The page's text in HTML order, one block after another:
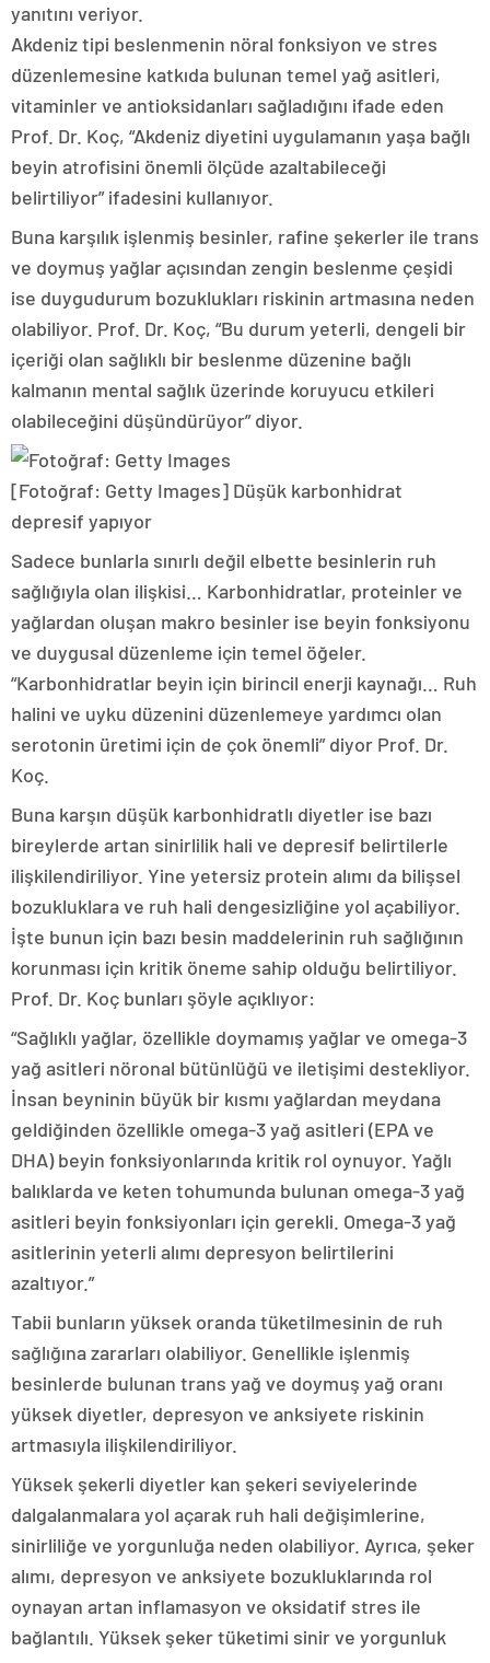
yanıtını veriyor.
Akdeniz tipi beslenmenin nöral fonksiyon ve stres
düzenlemesine katkıda bulunan temel yağ asitleri,
vitaminler ve antioksidanları sağladığını ifade eden
Prof. Dr. Koç, “Akdeniz diyetini uygulamanın yaşa bağlı
beyin atrofisini önemli ölçüde azaltabileceği
belirtiliyor” ifadesini kullanıyor.
Buna karşılık işlenmiş besinler, rafine şekerler ile trans
ve doymuş yağlar açısından zengin beslenme çeşidi
ise duygudurum bozuklukları riskinin artmasına neden
olabiliyor. Prof. Dr. Koç, “Bu durum yeterli, dengeli bir
içeriği olan sağlıklı bir beslenme düzenine bağlı
kalmanın mental sağlık üzerinde koruyucu etkileri
olabileceğini düşündürüyor” diyor.
[Fotoğraf: Getty Images] Düşük karbonhidrat
depresif yapıyor
Sadece bunlarla sınırlı değil elbette besinlerin ruh
sağlığıyla olan ilişkisi… Karbonhidratlar, proteinler ve
yağlardan oluşan makro besinler ise beyin fonksiyonu
ve duygusal düzenleme için temel öğeler.
“Karbonhidratlar beyin için birincil enerji kaynağı… Ruh
halini ve uyku düzenini düzenlemeye yardımcı olan
serotonin üretimi için de çok önemli” diyor Prof. Dr.
Koç.
Buna karşın düşük karbonhidratlı diyetler ise bazı
bireylerde artan sinirlilik hali ve depresif belirtilerle
ilişkilendiriliyor. Yine yetersiz protein alımı da bilişsel
bozukluklara ve ruh hali dengesizliğine yol açabiliyor.
İşte bunun için bazı besin maddelerinin ruh sağlığının
korunması için kritik öneme sahip olduğu belirtiliyor.
Prof. Dr. Koç bunları şöyle açıklıyor:
“Sağlıklı yağlar, özellikle doymamış yağlar ve omega-3
yağ asitleri nöronal bütünlüğü ve iletişimi destekliyor.
İnsan beyninin büyük bir kısmı yağlardan meydana
geldiğinden özellikle omega-3 yağ asitleri (EPA ve
DHA) beyin fonksiyonlarında kritik rol oynuyor. Yağlı
balıklarda ve keten tohumunda bulunan omega-3 yağ
asitleri beyin fonksiyonları için gerekli. Omega-3 yağ
asitlerinin yeterli alımı depresyon belirtilerini
azaltıyor.”
Tabii bunların yüksek oranda tüketilmesinin de ruh
sağlığına zararları olabiliyor. Genellikle işlenmiş
besinlerde bulunan trans yağ ve doymuş yağ oranı
yüksek diyetler, depresyon ve anksiyete riskinin
artmasıyla ilişkilendiriliyor.
Yüksek şekerli diyetler kan şekeri seviyelerinde
dalgalanmalara yol açarak ruh hali değişimlerine,
sinirliliğe ve yorgunluğa neden olabiliyor. Ayrıca, şeker
alımı, depresyon ve anksiyete bozukluklarında rol
oynayan artan inflamasyon ve oksidatif stres ile
bağlantılı. Yüksek şeker tüketimi sinir ve yorgunluk